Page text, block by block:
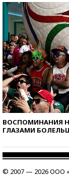
ВОСПОМИНАНИЯ
ГЛАЗАМИ
© 2007 — 2026 ООО